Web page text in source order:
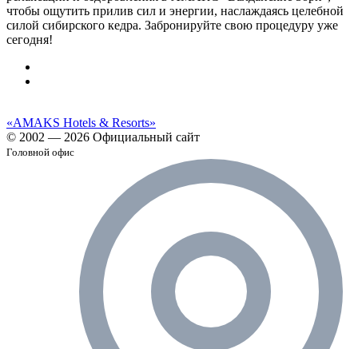
чтобы ощутить прилив сил и энергии, наслаждаясь целебной
силой сибирского кедра. Забронируйте свою процедуру уже
сегодня!
«AMAKS Hotels & Resorts»
© 2002 — 2026 Официальный сайт
Головной офис